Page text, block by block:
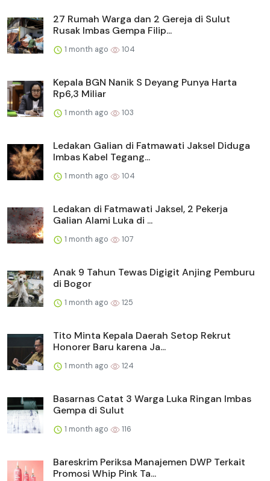
27 Rumah Warga dan 2 Gereja di Sulut
Rusak Imbas Gempa Filip...
1 month ago 104
Kepala BGN Nanik S Deyang Punya Harta
Rp6,3 Miliar
1 month ago 103
Ledakan Galian di Fatmawati Jaksel Diduga
Imbas Kabel Tegang...
1 month ago 104
Ledakan di Fatmawati Jaksel, 2 Pekerja
Galian Alami Luka di ...
1 month ago 107
Anak 9 Tahun Tewas Digigit Anjing Pemburu
di Bogor
1 month ago 125
Tito Minta Kepala Daerah Setop Rekrut
Honorer Baru karena Ja...
1 month ago 124
Basarnas Catat 3 Warga Luka Ringan Imbas
Gempa di Sulut
1 month ago 116
Bareskrim Periksa Manajemen DWP Terkait
Promosi Whip Pink Ta...